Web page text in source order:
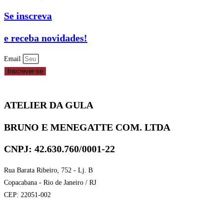
Se inscreva
e receba novidades!
Email
Inscrever-se
ATELIER DA GULA
BRUNO E MENEGATTE COM. LTDA
CNPJ: 42.630.760/0001-22
Rua Barata Ribeiro, 752 - Lj. B
Copacabana - Rio de Janeiro / RJ
CEP: 22051-002